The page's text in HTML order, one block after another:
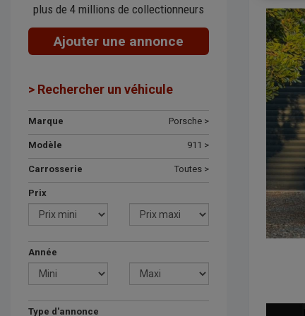
plus de 4 millions de collectionneurs
Ajouter une annonce
> Rechercher un véhicule
Marque Porsche >
Modèle 911 >
Carrosserie Toutes >
Prix
Année
Type d'annonce